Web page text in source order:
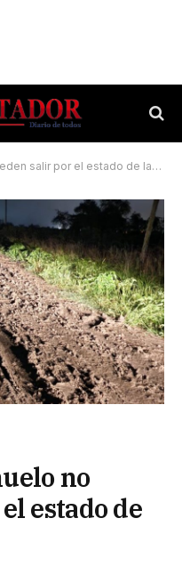
salir por el estado de las calles
no
estado de